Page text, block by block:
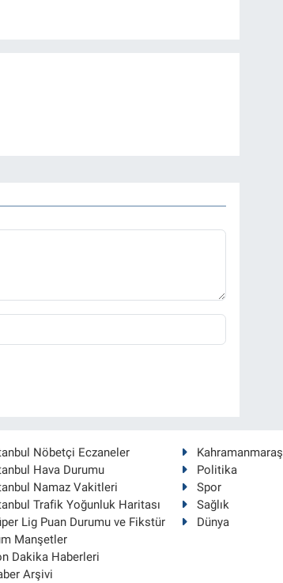
Nöbetçi Eczaneler
Hava Durumu
Namaz Vakitleri
Trafik Yoğunluk Haritası
Lig Puan Durumu ve Fikstür
Manşetler
Dakika Haberleri
Arşivi
Kahramanmaraş
Politika
Spor
Sağlık
Dünya